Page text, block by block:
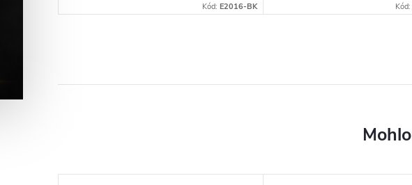
Kód: E2016-BK Kód: